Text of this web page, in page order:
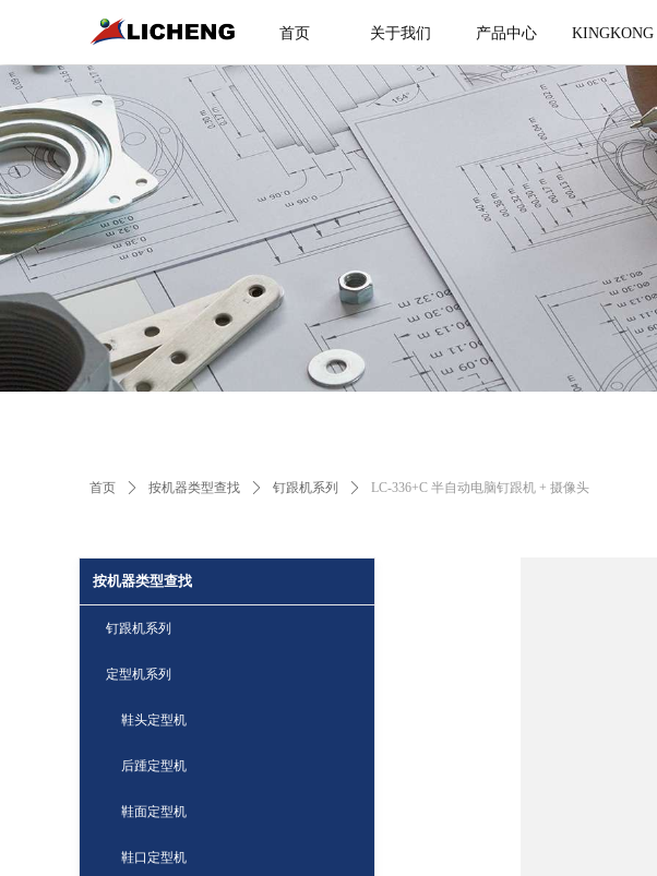
首页 关于我们 产品中心 KINGKONG
首页 ꄲ 按机器类型查找 ꄲ 钉跟机系列 ꄲ LC-336+C 半自动电脑钉跟机 + 摄像头
按机器类型查找
钉跟机系列
定型机系列
鞋头定型机
后踵定型机
鞋面定型机
鞋口定型机